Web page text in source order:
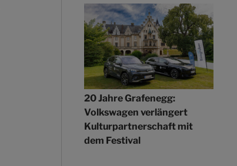
20 Jahre Grafenegg:
Volkswagen verlängert
Kulturpartnerschaft mit
dem Festival